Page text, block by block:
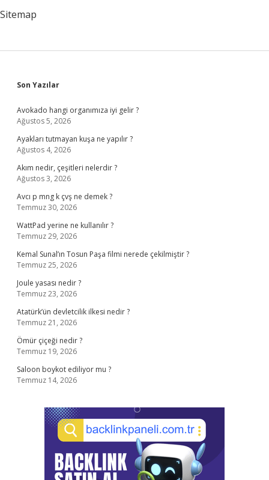
Sitemap
Sidebar
Son Yazılar
Avokado hangi organımıza iyi gelir ?
Ağustos 5, 2026
Ayakları tutmayan kuşa ne yapılır ?
Ağustos 4, 2026
Akım nedir, çeşitleri nelerdir ?
Ağustos 3, 2026
Avcı p mng k çvş ne demek ?
Temmuz 30, 2026
WattPad yerine ne kullanılır ?
Temmuz 29, 2026
Kemal Sunal’ın Tosun Paşa filmi nerede çekilmiştir ?
Temmuz 25, 2026
Joule yasası nedir ?
Temmuz 23, 2026
Atatürk’ün devletcilik ilkesi nedir ?
Temmuz 21, 2026
Ömür çiçeği nedir ?
Temmuz 19, 2026
Saloon boykot ediliyor mu ?
Temmuz 14, 2026